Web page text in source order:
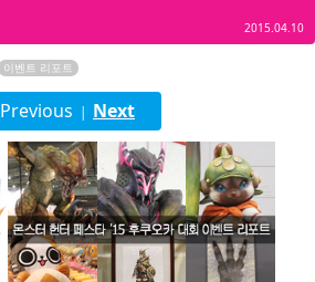
繁體中文
English
ภาษาไทย
tiéng Viêt
Bahasa Indonesia
2015.04.10
이벤트 리포트
Previous | Next